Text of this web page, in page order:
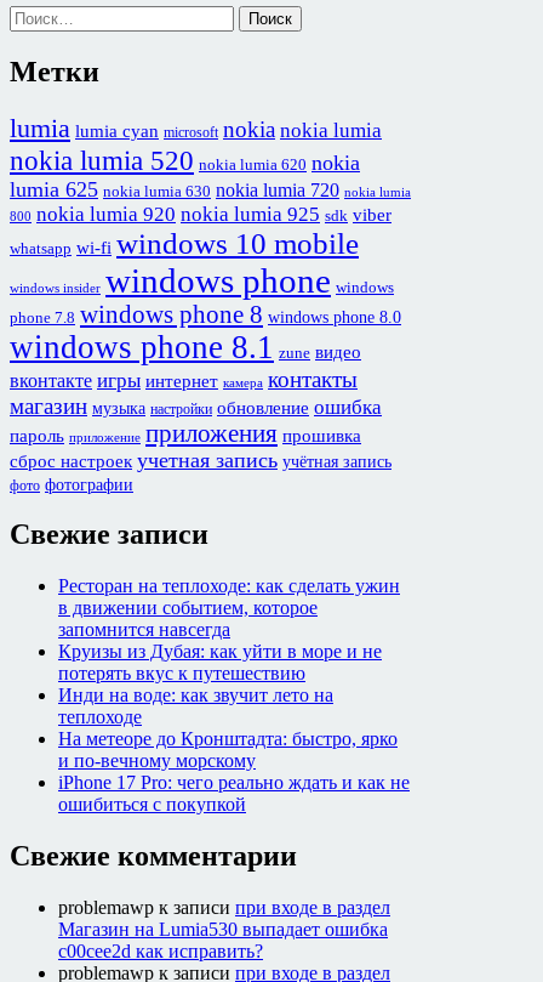
Найти:
Метки
lumia lumia cyan microsoft nokia nokia lumia
nokia lumia 520 nokia lumia 620 nokia
lumia 625 nokia lumia 630 nokia lumia 720 nokia lumia
800 nokia lumia 920 nokia lumia 925 sdk viber
whatsapp wi-fi windows 10 mobile
windows insider windows phone windows
phone 7.8 windows phone 8 windows phone 8.0
windows phone 8.1 zune видео
вконтакте игры интернет камера контакты
магазин музыка настройки обновление ошибка
пароль приложение приложения прошивка
сброс настроек учетная запись учётная запись
фото фотографии
Свежие записи
Ресторан на теплоходе: как сделать ужин
в движении событием, которое
запомнится навсегда
Круизы из Дубая: как уйти в море и не
потерять вкус к путешествию
Инди на воде: как звучит лето на
теплоходе
На метеоре до Кронштадта: быстро, ярко
и по-вечному морскому
iPhone 17 Pro: чего реально ждать и как не
ошибиться с покупкой
Свежие комментарии
problemawp к записи при входе в раздел
Магазин на Lumia530 выпадает ошибка
c00cee2d как исправить?
problemawp к записи при входе в раздел